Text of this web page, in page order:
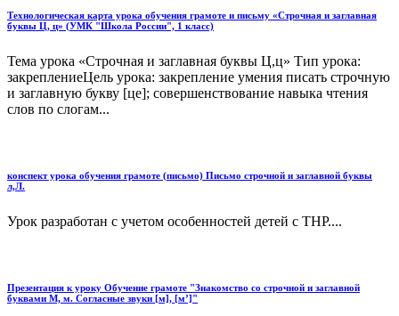
Технологическая карта урока обучения грамоте и письму «Строчная и заглавная
буквы Ц, ц» (УМК "Школа России", 1 класс)
Тема урока «Строчная и заглавная буквы Ц,ц» Тип урока:
закреплениеЦель урока: закрепление умения писать строчную
и заглавную букву [це]; совершенствование навыка чтения
слов по слогам...
конспект урока обучения грамоте (письмо) Письмо строчной и заглавной буквы
л,Л.
Урок разработан с учетом особенностей детей с ТНР....
Презентация к уроку Обучение грамоте "Знакомство со строчной и заглавной
буквами М, м. Согласные звуки [м], [м’]"